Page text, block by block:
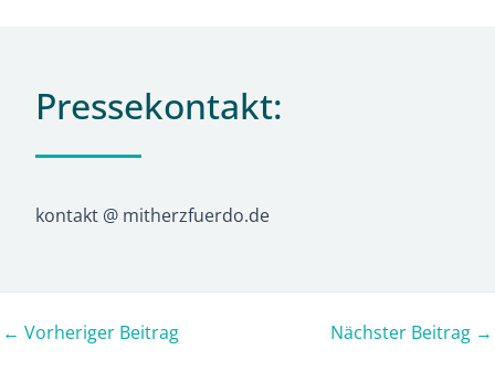
Pressekontakt:
kontakt @ mitherzfuerdo.de
← Vorheriger Beitrag Nächster Beitrag →